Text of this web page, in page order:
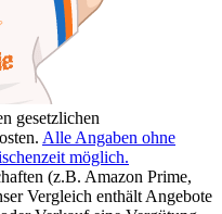
gesetzlichen
Alle Angaben ohne
möglich.
(z.B. Amazon Prime,
Vergleich enthält Angebote